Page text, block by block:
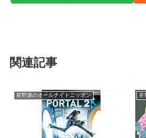
関連記事
星野源のオールナイトニッポン 星